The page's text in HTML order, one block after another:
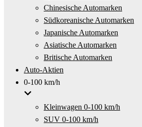
Chinesische Automarken
Südkoreanische Automarken
Japanische Automarken
Asiatische Automarken
Britische Automarken
Auto-Aktien
0-100 km/h
Kleinwagen 0-100 km/h
SUV 0-100 km/h